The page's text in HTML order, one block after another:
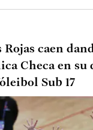
Rojas caen
Checa en su
Sub 17